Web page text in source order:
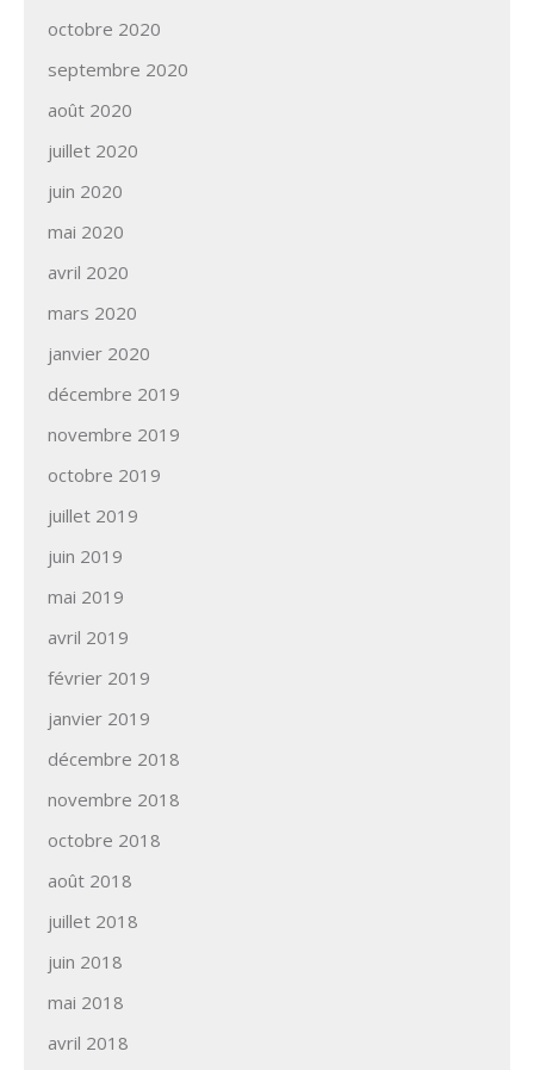
octobre 2020
septembre 2020
août 2020
juillet 2020
juin 2020
mai 2020
avril 2020
mars 2020
janvier 2020
décembre 2019
novembre 2019
octobre 2019
juillet 2019
juin 2019
mai 2019
avril 2019
février 2019
janvier 2019
décembre 2018
novembre 2018
octobre 2018
août 2018
juillet 2018
juin 2018
mai 2018
avril 2018